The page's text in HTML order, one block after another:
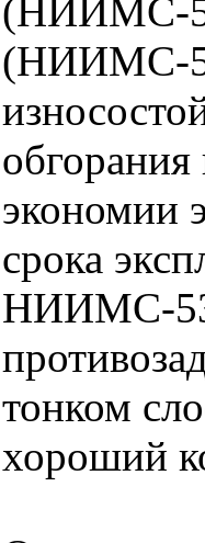
(НИИМС-
(НИИМС-
экономии
срока
НИИМС-
тонком
хороший